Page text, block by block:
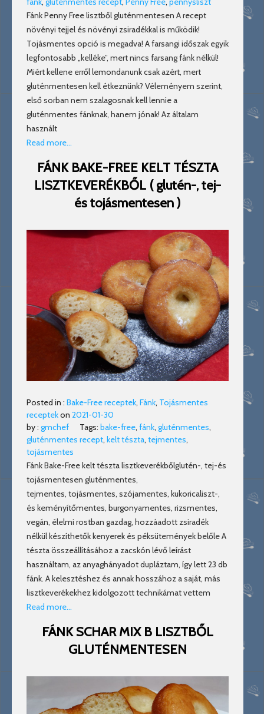
Fánk Penny Free lisztből gluténmentesen A recept
növényi tejjel és növényi zsiradékkal is működik!
Tojásmentes opció is megadva! A farsangi időszak egyik
legfontosabb „kelléke”, mert nincs farsang fánk nélkül!
Miért kellene erről lemondanunk csak azért, mert
gluténmentesen kell étkeznünk? Véleményem szerint,
első sorban nem szalagosnak kell lennie a
gluténmentes fánknak, hanem jónak! Az általam
használt
Read more…
FÁNK BAKE-FREE KELT TÉSZTA
LISZTKEVERÉKBŐL ( glutén-, tej-
és tojásmentesen )
Posted in : Bake-Free receptek, Fánk, Tojásmentes
receptekon 2021-01-30
by : gmchef Tags: bake-free, fánk, gluténmentes,
gluténmentes recept, kelt tészta, tejmentes,
tojásmentes
Fánk Bake-Free kelt tészta lisztkeverékbőlglutén-, tej-és
tojásmentesen gluténmentes,
tejmentes, tojásmentes, szójamentes, kukoricaliszt-,
és keményítőmentes, burgonyamentes, rizsmentes,
vegán, élelmi rostban gazdag, hozzáadott zsiradék
nélkül készíthetők kenyerek és péksütemények belőle A
tészta összeállításához a zacskón lévő leírást
használtam, az anyaghányadot dupláztam, így lett 23 db
fánk. A kelesztéshez és annak hosszához a saját, más
lisztkeverékekhez kidolgozott technikámat vettem
Read more…
FÁNK SCHAR MIX B LISZTBŐL
GLUTÉNMENTESEN